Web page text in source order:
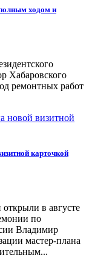
ходом и
Хабаровского
ремонтных работ
карточкой
в августе
по
Владимир
мастер-плана